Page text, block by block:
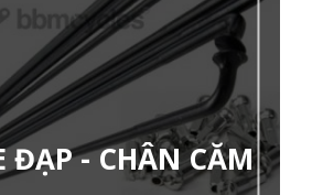
ĐẠP - CHÂN CĂM